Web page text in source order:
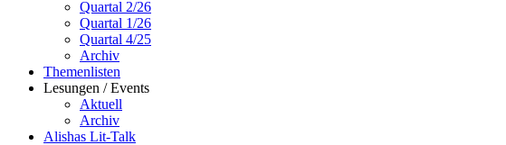
Quartal 2/26
Quartal 1/26
Quartal 4/25
Archiv
Themenlisten
Lesungen / Events
Aktuell
Archiv
Alishas Lit-Talk